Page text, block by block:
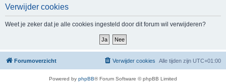
Verwijder cookies
Weet je zeker dat je alle cookies ingesteld door dit forum wil verwijderen?
Forumoverzicht Alle tijden zijn UTC+01:00
Verwijder cookies
Powered by phpBB® Forum Software © phpBB Limited